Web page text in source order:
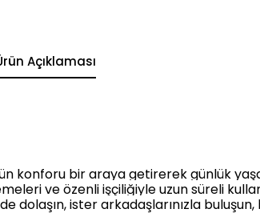
Açıklaması
konforu bir araya getirerek günlük
ve özenli işçiliğiyle uzun süreli
ister arkadaşlarınızla